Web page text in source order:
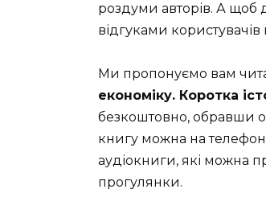
роздуми авторів. А щоб
відгуками
Ми пропонуємо вам
економіку. Коротка
безкоштовно, обравши
книгу можна на
аудіокниги, які можна
прогулянки.